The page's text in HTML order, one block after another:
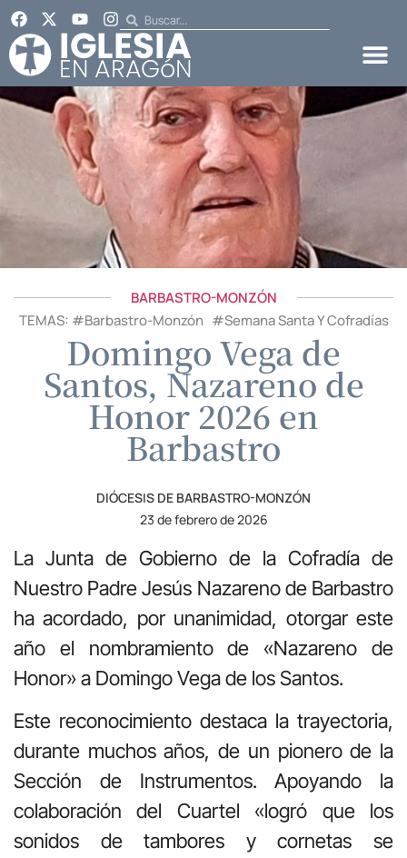
BARBASTRO-MONZÓN
TEMAS: #Barbastro-Monzón #Semana Santa Y Cofradías
Domingo Vega de
Santos, Nazareno de
Honor 2026 en
Barbastro
DIÓCESIS DE BARBASTRO-MONZÓN
23 de febrero de 2026
La Junta de Gobierno de la Cofradía de
Nuestro Padre Jesús Nazareno de Barbastro
ha acordado, por unanimidad, otorgar este
año el nombramiento de «Nazareno de
Honor» a Domingo Vega de los Santos.
Este reconocimiento destaca la trayectoria,
durante muchos años, de un pionero de la
Sección de Instrumentos. Apoyando la
colaboración del Cuartel «logró que los
sonidos de tambores y cornetas se